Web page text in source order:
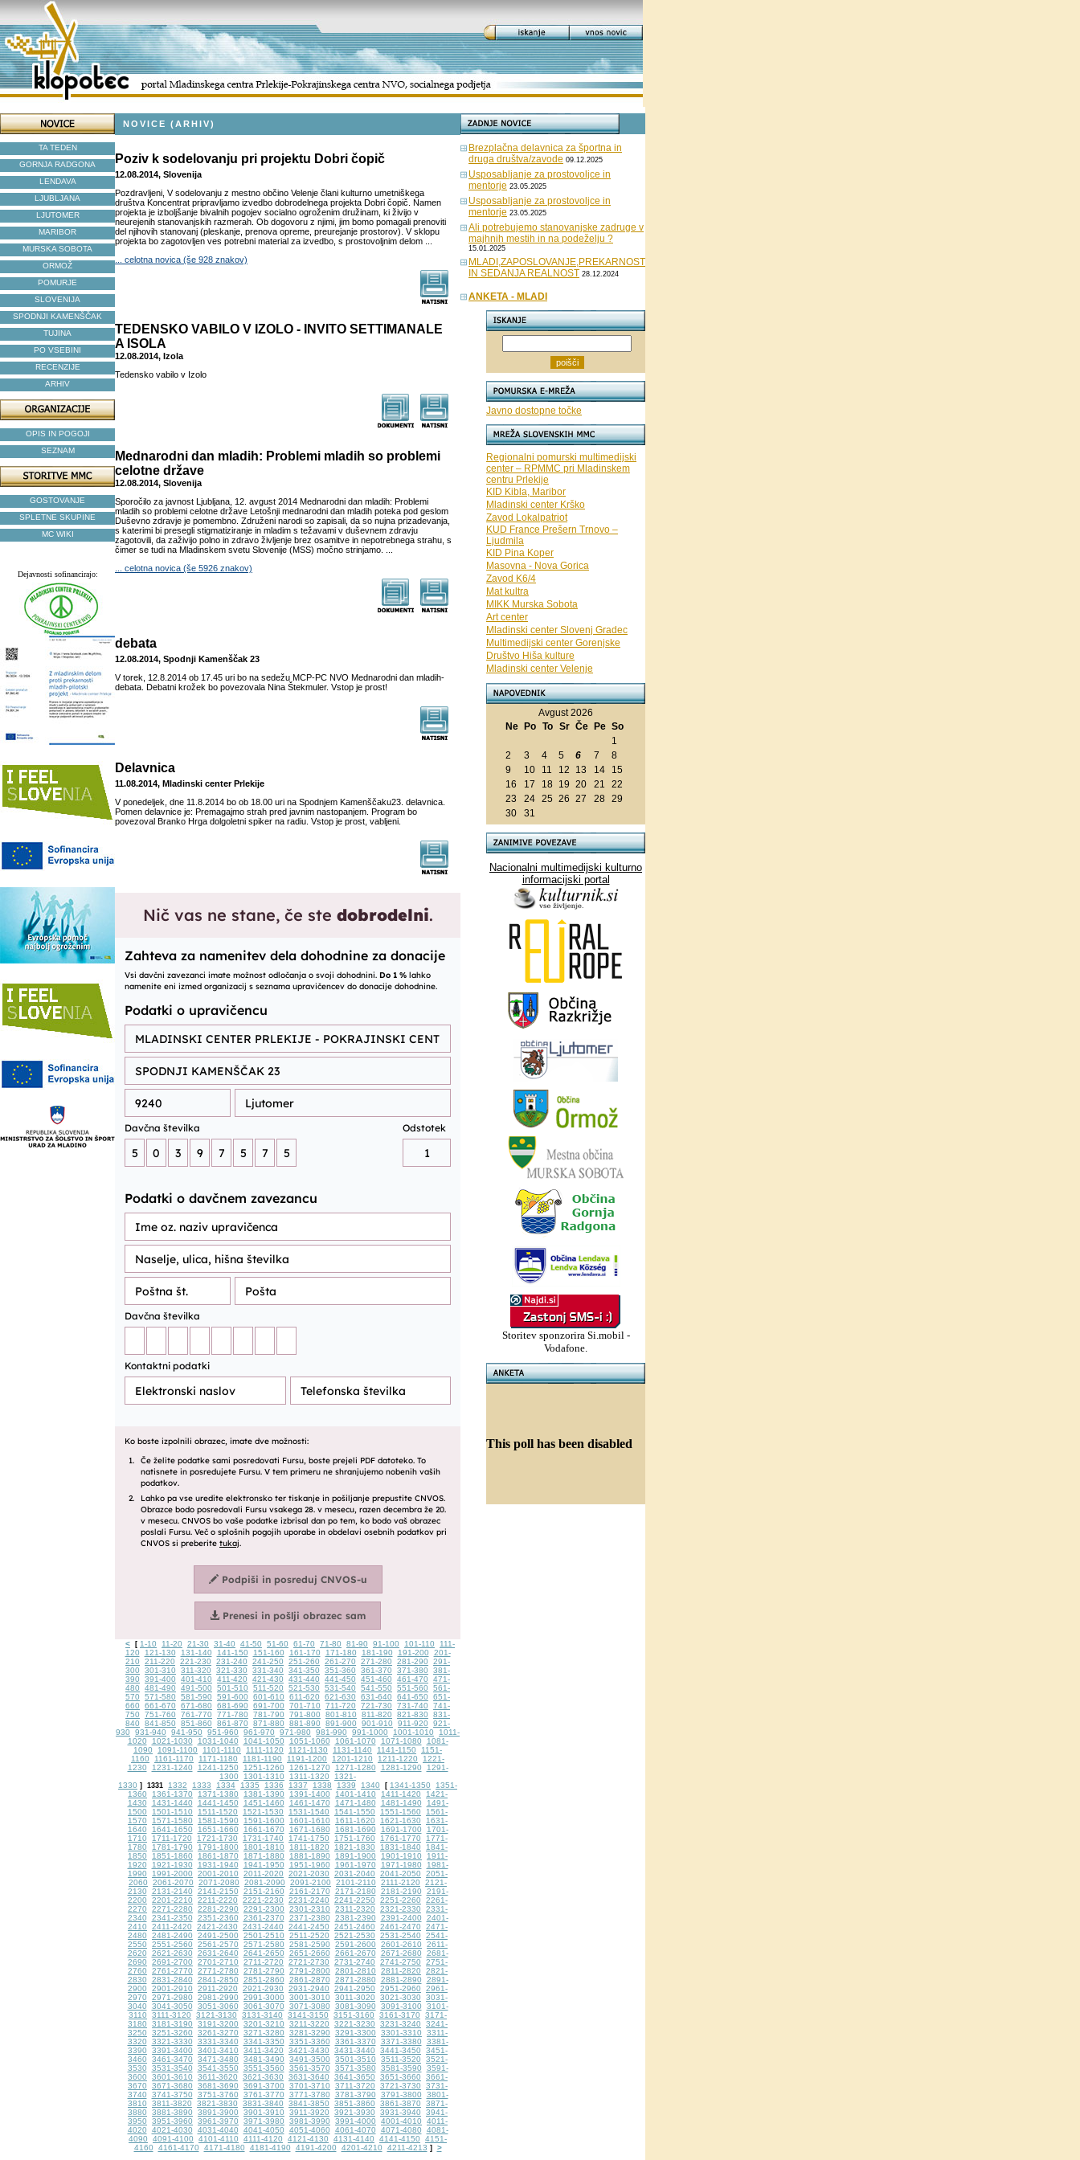
TA TEDEN
GORNJA RADGONA
LENDAVA
LJUBLJANA
LJUTOMER
MARIBOR
MURSKA SOBOTA
ORMOŽ
POMURJE
SLOVENIJA
SPODNJI KAMENŠČAK
TUJINA
PO VSEBINI
RECENZIJE
ARHIV
OPIS IN POGOJI
SEZNAM
GOSTOVANJE
SPLETNE SKUPINE
MC WIKI
Dejavnosti sofinancirajo:
NOVICE (ARHIV)
Poziv k sodelovanju pri projektu Dobri čopič
12.08.2014, Slovenija
Pozdravljeni, V sodelovanju z mestno občino Velenje člani kulturno umetniškega
društva Koncentrat pripravljamo izvedbo dobrodelnega projekta Dobri čopič. Namen
projekta je izboljšanje bivalnih pogojev socialno ogroženim družinam, ki živijo v
neurejenih stanovanjskih razmerah. Ob dogovoru z njimi, jim bomo pomagali prenoviti
del njihovih stanovanj (pleskanje, prenova opreme, preurejanje prostorov). V sklopu
projekta bo zagotovljen ves potrebni material za izvedbo, s prostovoljnim delom ...
... celotna novica (še 928 znakov)
TEDENSKO VABILO V IZOLO - INVITO SETTIMANALE
A ISOLA
12.08.2014, Izola
Tedensko vabilo v Izolo
Mednarodni dan mladih: Problemi mladih so problemi
celotne države
12.08.2014, Slovenija
Sporočilo za javnost Ljubljana, 12. avgust 2014 Mednarodni dan mladih: Problemi
mladih so problemi celotne države Letošnji mednarodni dan mladih poteka pod geslom
Duševno zdravje je pomembno. Združeni narodi so zapisali, da so nujna prizadevanja,
s katerimi bi presegli stigmatiziranje in mladim s težavami v duševnem zdravju
zagotovili, da zaživijo polno in zdravo življenje brez osamitve in nepotrebnega strahu, s
čimer se tudi na Mladinskem svetu Slovenije (MSS) močno strinjamo. ...
... celotna novica (še 5926 znakov)
debata
12.08.2014, Spodnji Kamenščak 23
V torek, 12.8.2014 ob 17.45 uri bo na sedežu MCP-PC NVO Mednarodni dan mladih-
debata. Debatni krožek bo povezovala Nina Štekmuler. Vstop je prost!
Delavnica
11.08.2014, Mladinski center Prlekije
V ponedeljek, dne 11.8.2014 bo ob 18.00 uri na Spodnjem Kamenščaku23. delavnica.
Pomen delavnice je: Premagajmo strah pred javnim nastopanjem. Program bo
povezoval Branko Hrga dolgoletni spiker na radiu. Vstop je prost, vabljeni.
< [ 1-10 11-20 21-30 31-40 41-50 51-60 61-70 71-80 81-90 91-100 101-110
111-
120
121-130 131-140 141-150 151-160 161-170 171-180 181-190 191-200
201-
210
211-220 221-230 231-240 241-250 251-260 261-270 271-280 281-290
291-
300
301-310 311-320 321-330 331-340 341-350 351-360 361-370 371-380
381-
390
391-400 401-410 411-420 421-430 431-440 441-450 451-460 461-470
471-
480
481-490 491-500 501-510 511-520 521-530 531-540 541-550 551-560
561-
570
571-580 581-590 591-600 601-610 611-620 621-630 631-640 641-650
651-
660
661-670 671-680 681-690 691-700 701-710 711-720 721-730 731-740
741-
750
751-760 761-770 771-780 781-790 791-800 801-810 811-820 821-830
831-
840
841-850 851-860 861-870 871-880 881-890 891-900 901-910 911-920
921-
930
931-940 941-950 951-960 961-970 971-980 981-990 991-1000 1001-1010
1011-
1020
1021-1030 1031-1040 1041-1050 1051-1060 1061-1070 1071-1080
1081-
1090
1091-1100 1101-1110 1111-1120 1121-1130 1131-1140 1141-1150
1151-
1160
1161-1170 1171-1180 1181-1190 1191-1200 1201-1210 1211-1220
1221-
1230
1231-1240 1241-1250 1251-1260 1261-1270 1271-1280 1281-1290
1291-
1300
1301-1310 1311-1320
1321-
1330 ] 1331 1332 1333 1334 1335 1336 1337 1338 1339 1340 [ 1341-1350
1351-
1360
1361-1370 1371-1380 1381-1390 1391-1400 1401-1410 1411-1420
1421-
1430
1431-1440 1441-1450 1451-1460 1461-1470 1471-1480 1481-1490
1491-
1500
1501-1510 1511-1520 1521-1530 1531-1540 1541-1550 1551-1560
1561-
1570
1571-1580 1581-1590 1591-1600 1601-1610 1611-1620 1621-1630
1631-
1640
1641-1650 1651-1660 1661-1670 1671-1680 1681-1690 1691-1700
1701-
1710
1711-1720 1721-1730 1731-1740 1741-1750 1751-1760 1761-1770
1771-
1780
1781-1790 1791-1800 1801-1810 1811-1820 1821-1830 1831-1840
1841-
1850
1851-1860 1861-1870 1871-1880 1881-1890 1891-1900 1901-1910
1911-
1920
1921-1930 1931-1940 1941-1950 1951-1960 1961-1970 1971-1980
1981-
1990
1991-2000 2001-2010 2011-2020 2021-2030 2031-2040 2041-2050
2051-
2060
2061-2070 2071-2080 2081-2090 2091-2100 2101-2110 2111-2120
2121-
2130
2131-2140 2141-2150 2151-2160 2161-2170 2171-2180 2181-2190
2191-
2200
2201-2210 2211-2220 2221-2230 2231-2240 2241-2250 2251-2260
2261-
2270
2271-2280 2281-2290 2291-2300 2301-2310 2311-2320 2321-2330
2331-
2340
2341-2350 2351-2360 2361-2370 2371-2380 2381-2390 2391-2400
2401-
2410
2411-2420 2421-2430 2431-2440 2441-2450 2451-2460 2461-2470
2471-
2480
2481-2490 2491-2500 2501-2510 2511-2520 2521-2530 2531-2540
2541-
2550
2551-2560 2561-2570 2571-2580 2581-2590 2591-2600 2601-2610
2611-
2620
2621-2630 2631-2640 2641-2650 2651-2660 2661-2670 2671-2680
2681-
2690
2691-2700 2701-2710 2711-2720 2721-2730 2731-2740 2741-2750
2751-
2760
2761-2770 2771-2780 2781-2790 2791-2800 2801-2810 2811-2820
2821-
2830
2831-2840 2841-2850 2851-2860 2861-2870 2871-2880 2881-2890
2891-
2900
2901-2910 2911-2920 2921-2930 2931-2940 2941-2950 2951-2960
2961-
2970
2971-2980 2981-2990 2991-3000 3001-3010 3011-3020 3021-3030
3031-
3040
3041-3050 3051-3060 3061-3070 3071-3080 3081-3090 3091-3100
3101-
3110
3111-3120 3121-3130 3131-3140 3141-3150 3151-3160 3161-3170
3171-
3180
3181-3190 3191-3200 3201-3210 3211-3220 3221-3230 3231-3240
3241-
3250
3251-3260 3261-3270 3271-3280 3281-3290 3291-3300 3301-3310
3311-
3320
3321-3330 3331-3340 3341-3350 3351-3360 3361-3370 3371-3380
3381-
3390
3391-3400 3401-3410 3411-3420 3421-3430 3431-3440 3441-3450
3451-
3460
3461-3470 3471-3480 3481-3490 3491-3500 3501-3510 3511-3520
3521-
3530
3531-3540 3541-3550 3551-3560 3561-3570 3571-3580 3581-3590
3591-
3600
3601-3610 3611-3620 3621-3630 3631-3640 3641-3650 3651-3660
3661-
3670
3671-3680 3681-3690 3691-3700 3701-3710 3711-3720 3721-3730
3731-
3740
3741-3750 3751-3760 3761-3770 3771-3780 3781-3790 3791-3800
3801-
3810
3811-3820 3821-3830 3831-3840 3841-3850 3851-3860 3861-3870
3871-
3880
3881-3890 3891-3900 3901-3910 3911-3920 3921-3930 3931-3940
3941-
3950
3951-3960 3961-3970 3971-3980 3981-3990 3991-4000 4001-4010
4011-
4020
4021-4030 4031-4040 4041-4050 4051-4060 4061-4070 4071-4080
4081-
4090
4091-4100 4101-4110 4111-4120 4121-4130 4131-4140 4141-4150
4151-
4160
4161-4170 4171-4180 4181-4190 4191-4200 4201-4210 4211-4213 ] >
Brezplačna delavnica za športna in
druga društva/zavode 09.12.2025
Usposabljanje za prostovoljce in
mentorje 23.05.2025
Usposabljanje za prostovoljce in
mentorje 23.05.2025
Ali potrebujemo stanovanjske zadruge v
majhnih mestih in na podeželju ?
15.01.2025
MLADI,ZAPOSLOVANJE,PREKARNOST
IN SEDANJA REALNOST 28.12.2024
ANKETA - MLADI
Javno dostopne točke
Regionalni pomurski multimedijski
center – RPMMC pri Mladinskem
centru Prlekije
KID Kibla, Maribor
Mladinski center Krško
Zavod Lokalpatriot
KUD France Prešern Trnovo –
Ljudmila
KID Pina Koper
Masovna - Nova Gorica
Zavod K6/4
Mat kultra
MIKK Murska Sobota
Art center
Mladinski center Slovenj Gradec
Multimedijski center Gorenjske
Društvo Hiša kulture
Mladinski center Velenje
Avgust 2026
Ne
Po To Sr Če Pe So
1
2
3 4 5 6 7
8
9
10 11 12 13 14
15
16
17 18 19 20 21
22
23
24 25 26 27 28 29
30
31
Nacionalni multimedijski kulturno
informacijski portal
Storitev sponzorira Si.mobil -
Vodafone.
This poll has been disabled